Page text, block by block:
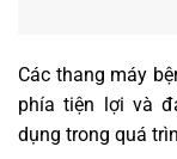
Các thang máy
phía tiện lợi và
dụng trong quá